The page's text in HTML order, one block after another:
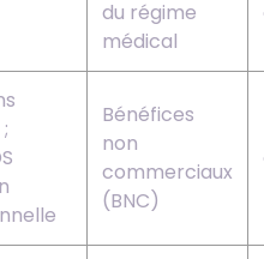
du régime
médical
Bénéfices
non
commerciaux
(BNC)